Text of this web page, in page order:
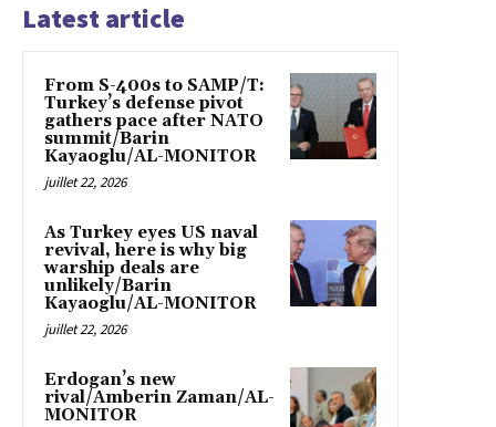
Latest article
From S-400s to SAMP/T:
Turkey’s defense pivot
gathers pace after NATO
summit/Barin
Kayaoglu/AL-MONITOR
juillet 22, 2026
As Turkey eyes US naval
revival, here is why big
warship deals are
unlikely/Barin
Kayaoglu/AL-MONITOR
juillet 22, 2026
Erdogan’s new
rival/Amberin Zaman/AL-
MONITOR